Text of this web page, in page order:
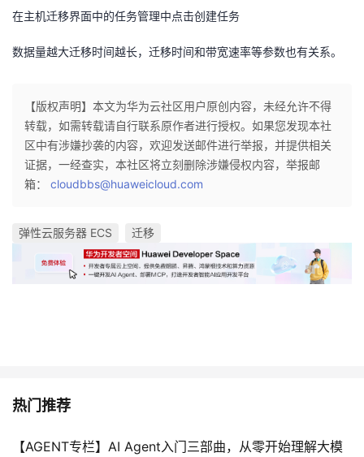
在主机迁移界面中的任务管理中点击创建任务
数据量越大迁移时间越长，迁移时间和带宽速率等参数也有关系。
【版权声明】本文为华为云社区用户原创内容，未经允许不得
转载，如需转载请自行联系原作者进行授权。如果您发现本社
区中有涉嫌抄袭的内容，欢迎发送邮件进行举报，并提供相关
证据，一经查实，本社区将立刻删除涉嫌侵权内容，举报邮
箱： cloudbbs@huaweicloud.com
弹性云服务器 ECS 迁移
热门推荐
【AGENT专栏】AI Agent入门三部曲，从零开始理解大模